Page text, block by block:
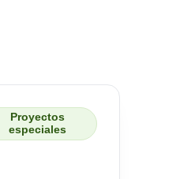
Proyectos
especiales